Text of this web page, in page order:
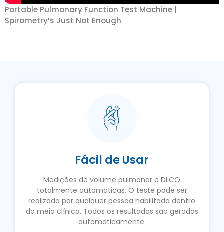
Portable Pulmonary Function Test Machine |
Spirometry’s Just Not Enough
Fácil de Usar
Medições de volume pulmonar e DLCO
totalmente automáticas. O teste pode ser
realizado por qualquer pessoa habilitada dentro
do meio clínico. Todos os resultados são gerados
automaticamente.